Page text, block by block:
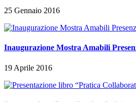
25 Gennaio 2016
Inaugurazione Mostra Amabili
19 Aprile 2016